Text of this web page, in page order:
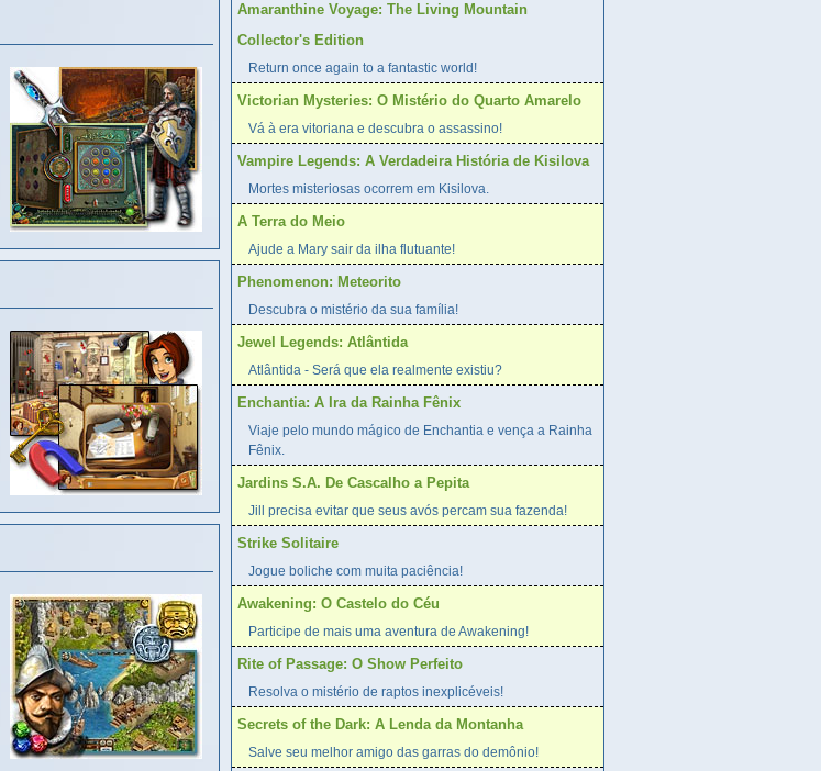
Amaranthine Voyage: The Living Mountain
Collector's Edition
Return once again to a fantastic world!
Victorian Mysteries: O Mistério do Quarto Amarelo
Vá à era vitoriana e descubra o assassino!
Vampire Legends: A Verdadeira História de Kisilova
Mortes misteriosas ocorrem em Kisilova.
A Terra do Meio
Ajude a Mary sair da ilha flutuante!
Phenomenon: Meteorito
Descubra o mistério da sua família!
Jewel Legends: Atlântida
Atlântida - Será que ela realmente existiu?
Enchantia: A Ira da Rainha Fênix
Viaje pelo mundo mágico de Enchantia e vença a Rainha
Fênix.
Jardins S.A. De Cascalho a Pepita
Jill precisa evitar que seus avós percam sua fazenda!
Strike Solitaire
Jogue boliche com muita paciência!
Awakening: O Castelo do Céu
Participe de mais uma aventura de Awakening!
Rite of Passage: O Show Perfeito
Resolva o mistério de raptos inexplicéveis!
Secrets of the Dark: A Lenda da Montanha
Salve seu melhor amigo das garras do demônio!